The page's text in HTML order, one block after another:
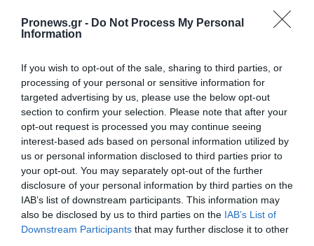
Pronews.gr - Do Not Process My Personal
Information
If you wish to opt-out of the sale, sharing to third parties, or
processing of your personal or sensitive information for
targeted advertising by us, please use the below opt-out
section to confirm your selection. Please note that after your
opt-out request is processed you may continue seeing
interest-based ads based on personal information utilized by
us or personal information disclosed to third parties prior to
your opt-out. You may separately opt-out of the further
disclosure of your personal information by third parties on the
IAB’s list of downstream participants. This information may
also be disclosed by us to third parties on the IAB’s List of
Downstream Participants that may further disclose it to other
08.08.2026 | 21:01
ΔΙΕΘΝΗΣ ΑΣΦΑΛΕΙΑ